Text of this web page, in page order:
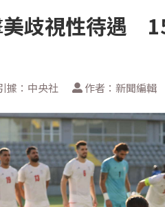
歧視性待遇
據：中央社 作者：新聞編輯